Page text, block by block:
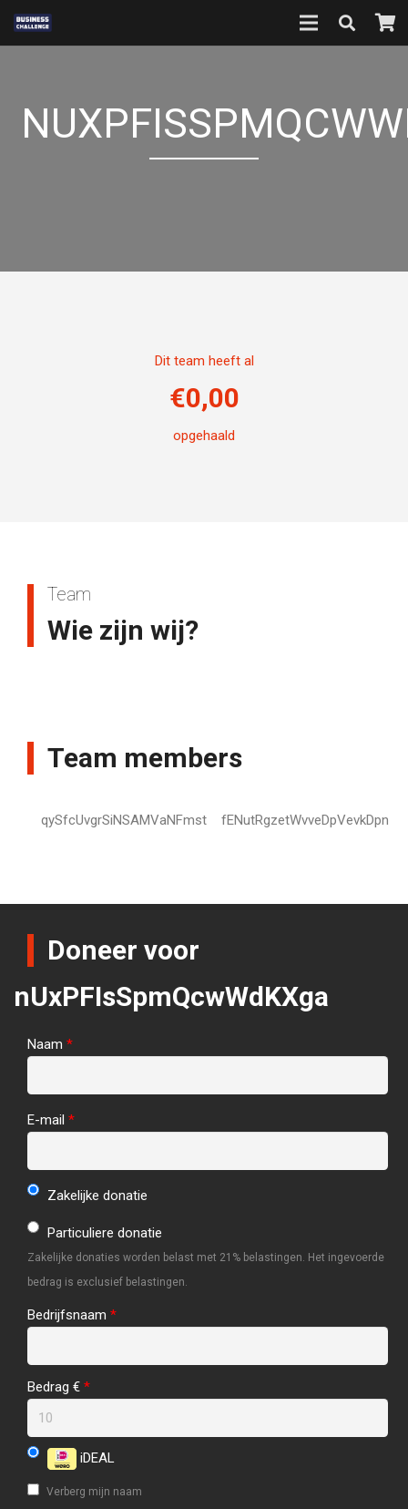
Dit team heeft al
€0,00
opgehaald
Team
Wie zijn wij?
Team members
qySfcUvgrSiNSAMVaNFmst fENutRgzetWvveDpVevkDpn
Doneer voor
nUxPFIsSpmQcwWdKXga
Naam *
E-mail *
Zakelijke donatie
Particuliere donatie
Zakelijke donaties worden belast met 21% belastingen. Het ingevoerde
bedrag is exclusief belastingen.
Bedrijfsnaam *
Bedrag € *
iDEAL
Verberg mijn naam